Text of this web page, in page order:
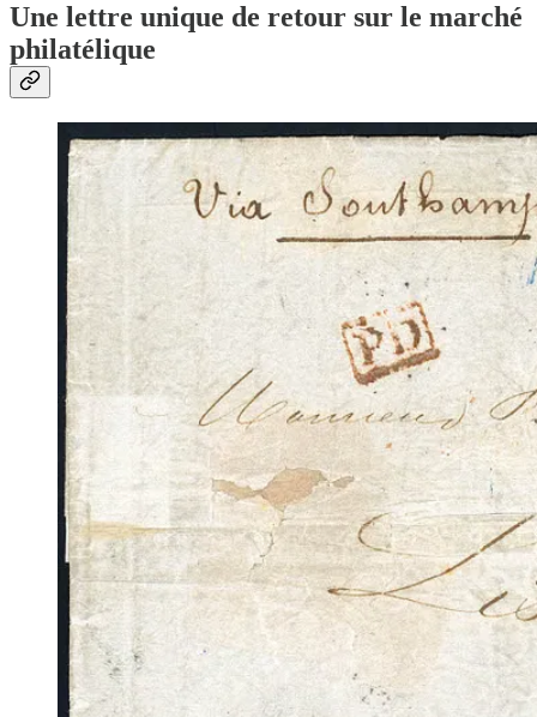
Une lettre unique de retour sur le marché
philatélique